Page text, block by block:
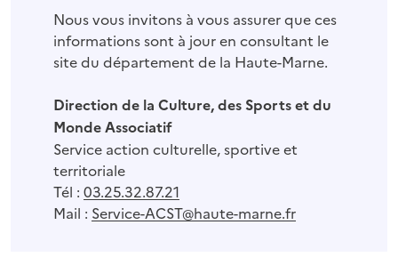
Nous vous invitons à vous assurer que ces
informations sont à jour en consultant le
site du département de la Haute-Marne.
Direction de la Culture, des Sports et du
Monde Associatif
Service action culturelle, sportive et
territoriale
Tél : 03.25.32.87.21
Mail : Service-ACST@haute-marne.fr